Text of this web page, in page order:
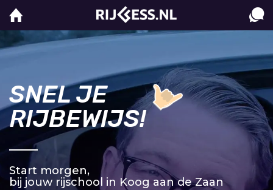
SNEL JE
RIJBEWIJS!
Start morgen,
bij jouw rijschool in Koog aan de Zaan